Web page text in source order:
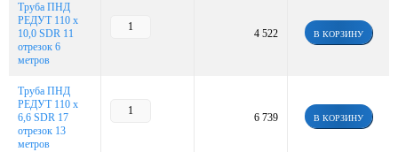
Труба ПНД
РЕДУТ 110 х
10,0 SDR 11
отрезок 6
метров
4 522 В КОРЗИНУ
Труба ПНД
РЕДУТ 110 х
6,6 SDR 17
отрезок 13
метров
6 739 В КОРЗИНУ